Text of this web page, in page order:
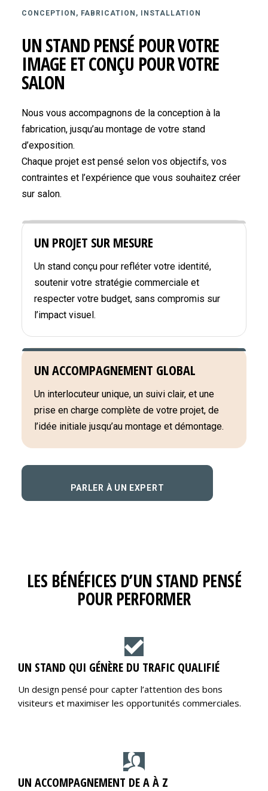
CONCEPTION, FABRICATION, INSTALLATION
UN STAND PENSÉ POUR VOTRE
IMAGE ET CONÇU POUR VOTRE
SALON
Nous vous accompagnons de la conception à la
fabrication, jusqu’au montage de votre stand
d’exposition.
Chaque projet est pensé selon vos objectifs, vos
contraintes et l’expérience que vous souhaitez créer
sur salon.
UN PROJET SUR MESURE
Un stand conçu pour refléter votre identité,
soutenir votre stratégie commerciale et
respecter votre budget, sans compromis sur
l’impact visuel.
UN ACCOMPAGNEMENT GLOBAL
Un interlocuteur unique, un suivi clair, et une
prise en charge complète de votre projet, de
l’idée initiale jusqu’au montage et démontage.
PARLER À UN EXPERT
LES BÉNÉFICES D’UN STAND PENSÉ
POUR PERFORMER
UN STAND QUI GÉNÈRE DU TRAFIC QUALIFIÉ
Un design pensé pour capter l’attention des bons
visiteurs et maximiser les opportunités commerciales.
UN ACCOMPAGNEMENT DE A À Z